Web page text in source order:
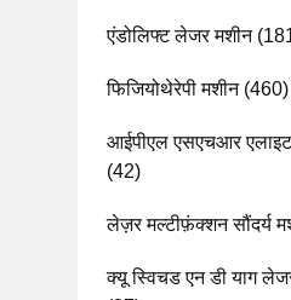
एंडोलिफ्ट लेजर मशीन
फिजियोथेरेपी मशीन(460)
आईपीएल एसएचआर
(42)
लेज़र मल्टीफ़ंक्शन सौंदर्य
क्यू स्विचड एन डी याग